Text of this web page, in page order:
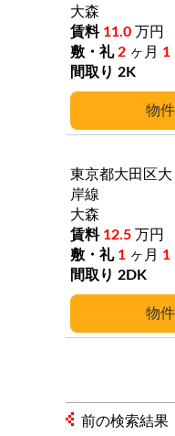
大森
11.0 万円
2 ヶ月 1
2K
東京都大田区大
岸線
大森
12.5 万円
1 ヶ月 1
2DK
前の検索結果